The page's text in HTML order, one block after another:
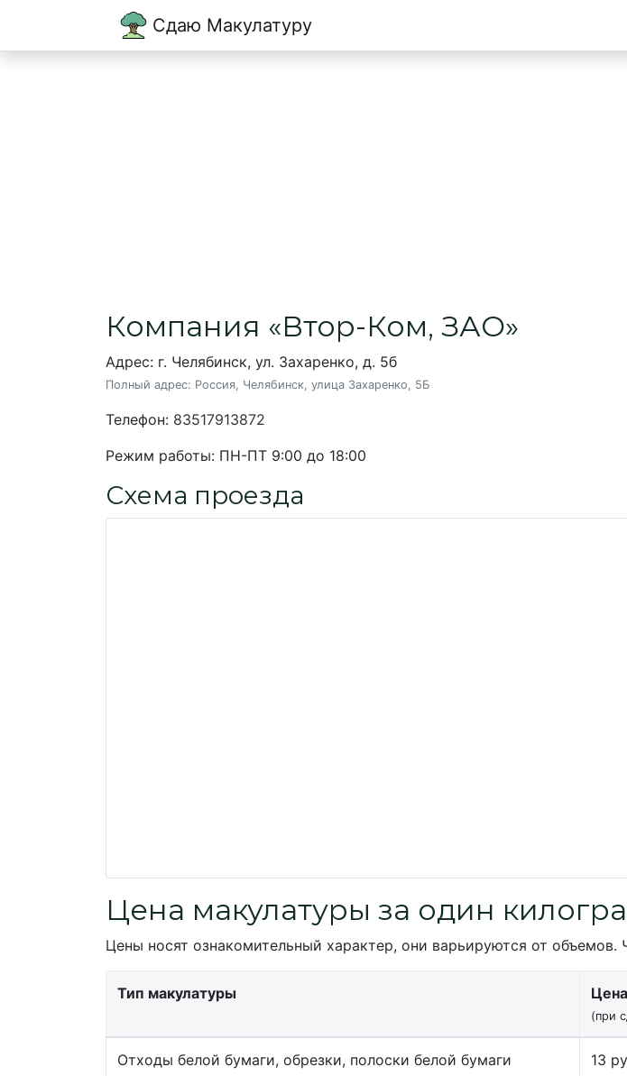
Сдаю Макулатуру
Компания «Втор-Ком, ЗАО»
Адрес: г. Челябинск, ул. Захаренко, д. 5б
Полный адрес: Россия, Челябинск, улица Захаренко, 5Б
Телефон: 83517913872
Режим работы: ПН-ПТ 9:00 до 18:00
Схема проезда
Цена макулатуры за один
Цены носят ознакомительный характер, они варьируются от
Тип макулатуры
(при
Отходы белой бумаги, обрезки, полоски белой бумаги 13